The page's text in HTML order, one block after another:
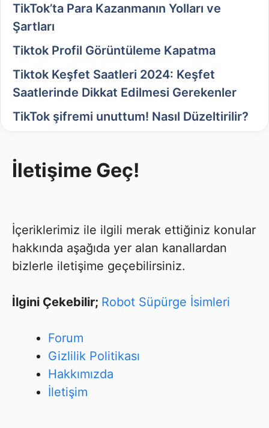
TikTok’ta Para Kazanmanın Yolları ve
Şartları
Tiktok Profil Görüntüleme Kapatma
Tiktok Keşfet Saatleri 2024: Keşfet
Saatlerinde Dikkat Edilmesi Gerekenler
TikTok şifremi unuttum! Nasıl Düzeltirilir?
İletişime Geç!
İçeriklerimiz ile ilgili merak ettiğiniz konular
hakkında aşağıda yer alan kanallardan
bizlerle iletişime geçebilirsiniz.
İlgini Çekebilir; Robot Süpürge İsimleri
Forum
Gizlilik Politikası
Hakkımızda
İletişim